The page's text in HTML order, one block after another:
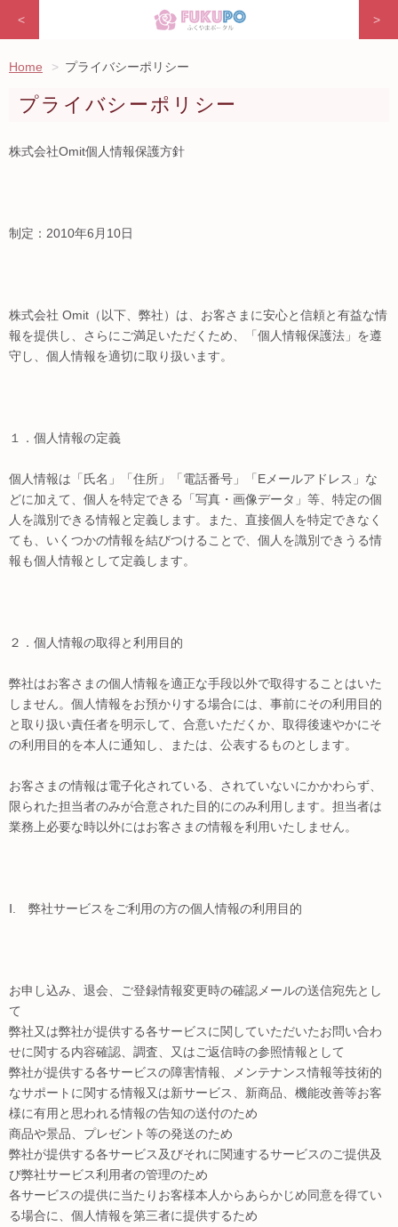
Home プライバシーポリシー
プライバシーポリシー
株式会社Omit個人情報保護方針
制定：2010年6月10日
株式会社 Omit（以下、弊社）は、お客さまに安心と信頼と有益な情
報を提供し、さらにご満足いただくため、「個人情報保護法」を遵
守し、個人情報を適切に取り扱います。
１．個人情報の定義
個人情報は「氏名」「住所」「電話番号」「Eメールアドレス」な
どに加えて、個人を特定できる「写真・画像データ」等、特定の個
人を識別できる情報と定義します。また、直接個人を特定できなく
ても、いくつかの情報を結びつけることで、個人を識別できうる情
報も個人情報として定義します。
２．個人情報の取得と利用目的
弊社はお客さまの個人情報を適正な手段以外で取得することはいた
しません。個人情報をお預かりする場合には、事前にその利用目的
と取り扱い責任者を明示して、合意いただくか、取得後速やかにそ
の利用目的を本人に通知し、または、公表するものとします。
お客さまの情報は電子化されている、されていないにかかわらず、
限られた担当者のみが合意された目的にのみ利用します。担当者は
業務上必要な時以外にはお客さまの情報を利用いたしません。
Ⅰ. 弊社サービスをご利用の方の個人情報の利用目的
お申し込み、退会、ご登録情報変更時の確認メールの送信宛先とし
て
弊社又は弊社が提供する各サービスに関していただいたお問い合わ
せに関する内容確認、調査、又はご返信時の参照情報として
弊社が提供する各サービスの障害情報、メンテナンス情報等技術的
なサポートに関する情報又は新サービス、新商品、機能改善等お客
様に有用と思われる情報の告知の送付のため
商品や景品、プレゼント等の発送のため
弊社が提供する各サービス及びそれに関連するサービスのご提供及
び弊社サービス利用者の管理のため
各サービスの提供に当たりお客様本人からあらかじめ同意を得てい
る場合に、個人情報を第三者に提供するため
< >